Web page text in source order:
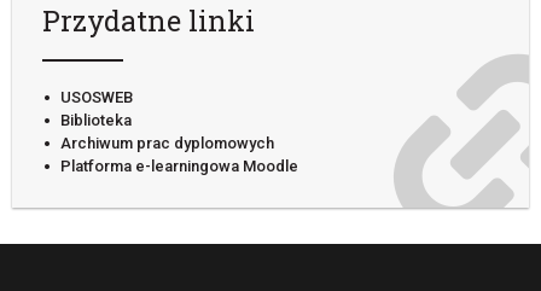
Przydatne linki
USOSWEB
Biblioteka
Archiwum prac dyplomowych
Platforma e-learningowa Moodle